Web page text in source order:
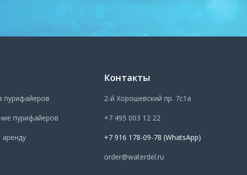
пурифайеров
пурифайеров
Контакты
2-й Хорошевский пр. 7с1а
+7 495 003 12 22
+7 916 178-09-78 (WhatsApp)
order@waterdel.ru